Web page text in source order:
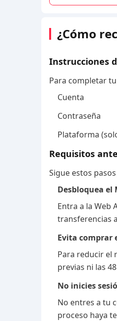
¿Cómo
Instrucciones
Para completar
Cuenta
Contraseña
Plataforma
Requisitos
Sigue estos
Desbloquea el
Entra a la Web
transferencias
Evita comprar
Para reducir el
previas ni las
No inicies
No entres a tu
proceso haya